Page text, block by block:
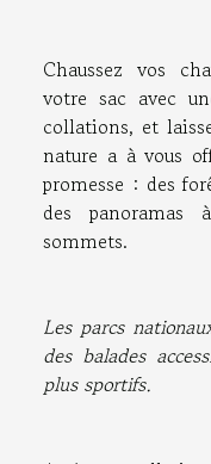
Chaussez vos
votre sac avec
collations, et
nature a à vous
promesse : des
des panoramas
sommets.
Les parcs
des balades
plus sportifs.